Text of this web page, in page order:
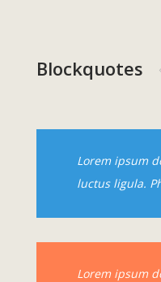
Blockquotes
Lorem ipsum
luctus ligula.
Lorem ipsum